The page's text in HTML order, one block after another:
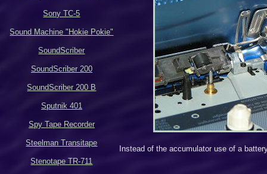
Sony TC-5
Sound Machine "Hokie Pokie"
SoundScriber
SoundScriber 200
SoundScriber 200 B
Sputnik 401
Spy Tape Recorder
Steelman Transitape
Stenotape TR-711
Instead of the accumulator use of a